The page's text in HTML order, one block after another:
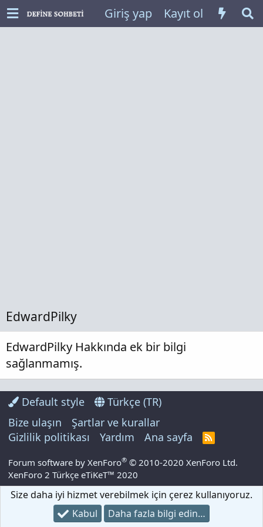
Giriş yap Kayıt ol
EdwardPilky
EdwardPilky Hakkında ek bir bilgi
sağlanmamış.
Default style
Türkçe (TR)
Bize ulaşın
Şartlar ve kurallar
Gizlilik politikası
Yardım Ana sayfa
R
S
Forum software by XenForo® © 2010-2020 XenForo Ltd.
XenForo 2 Türkçe eTiKeT™ 2020
Size daha iyi hizmet verebilmek için çerez kullanıyoruz.
Kabul
Daha fazla bilgi edin…